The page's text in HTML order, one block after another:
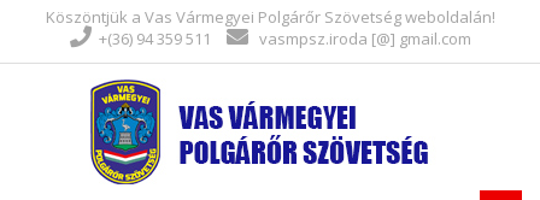
Köszöntjük a Vas Vármegyei Polgárőr Szövetség weboldalán!
+(36) 94 359 511
vasmpsz.iroda [@] gmail.com